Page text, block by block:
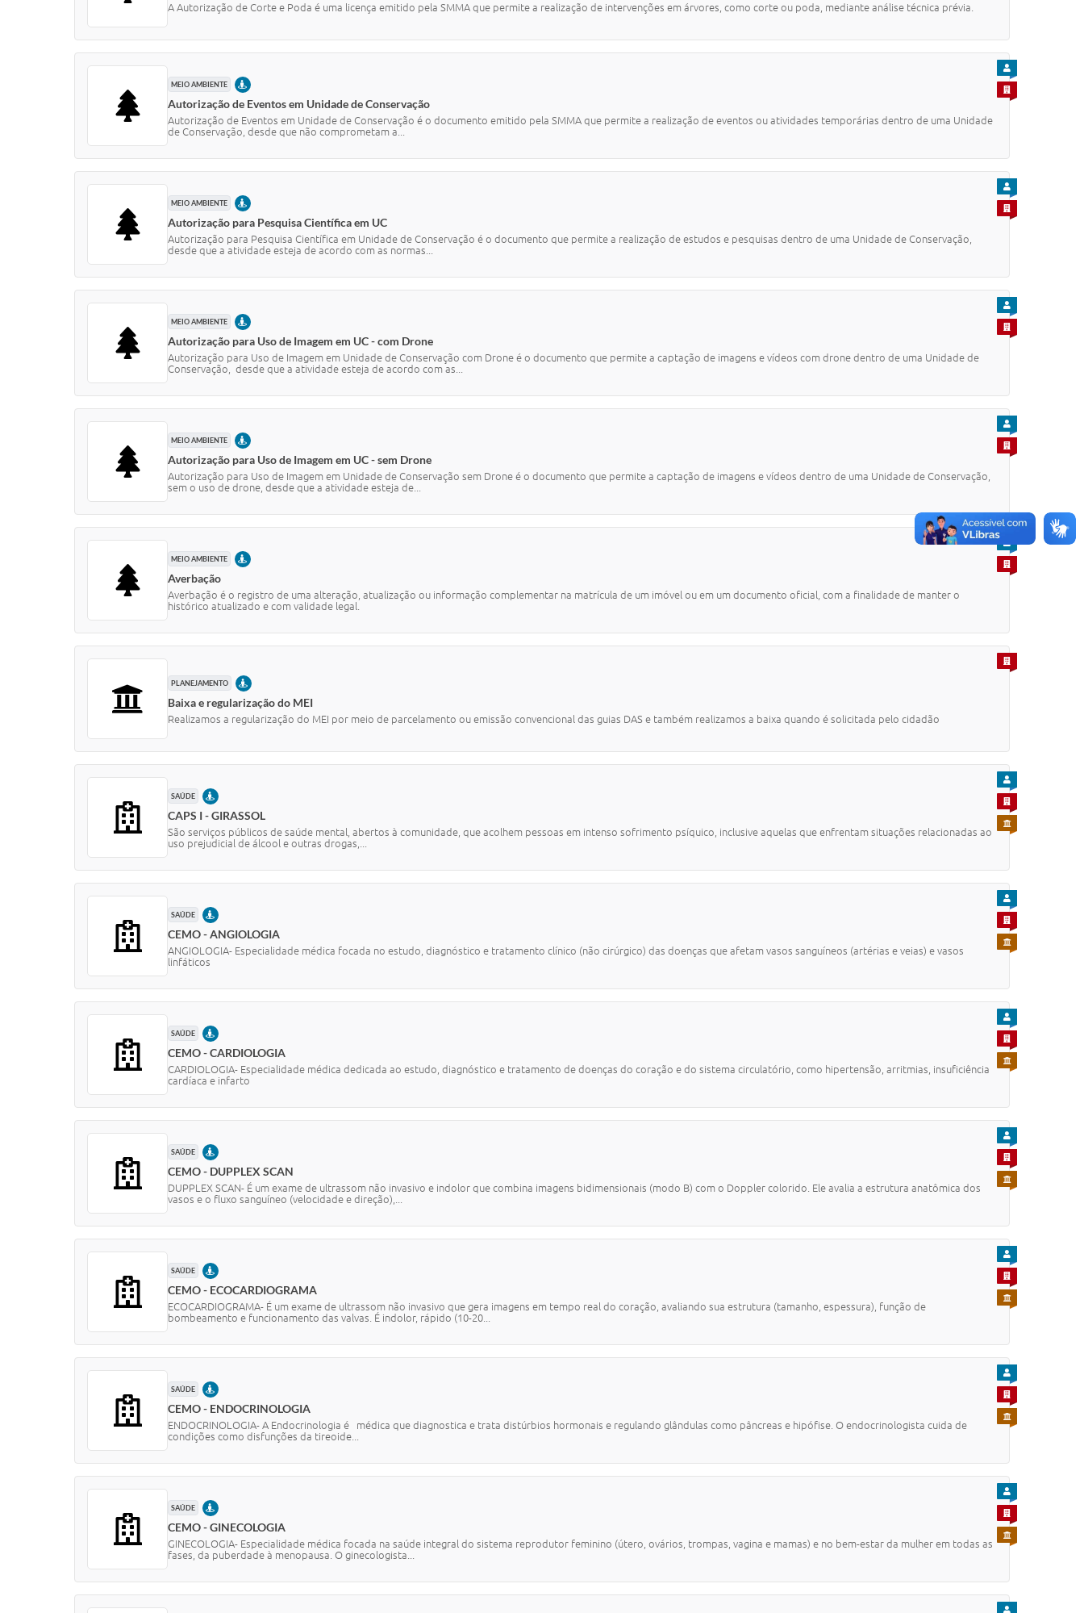
A Autorização de Corte e Poda é uma licença emitido pela SMMA que permite a realização de intervenções em árvores, como corte ou poda, mediante análise técnica prévia.
MEIO AMBIENTE PRESENCIAL
Autorização de Eventos em Unidade de Conservação
Autorização de Eventos em Unidade de Conservação é o documento emitido pela SMMA que permite a realização de eventos ou atividades temporárias dentro de uma Unidade
de Conservação, desde que não comprometam a...
PARA CIDADÃO
PARA EMPRESA
MEIO AMBIENTE PRESENCIAL
Autorização para Pesquisa Científica em UC
Autorização para Pesquisa Científica em Unidade de Conservação é o documento que permite a realização de estudos e pesquisas dentro de uma Unidade de Conservação,
desde que a atividade esteja de acordo com as normas...
PARA CIDADÃO
PARA EMPRESA
MEIO AMBIENTE PRESENCIAL
Autorização para Uso de Imagem em UC - com Drone
Autorização para Uso de Imagem em Unidade de Conservação com Drone é o documento que permite a captação de imagens e vídeos com drone dentro de uma Unidade de
Conservação, desde que a atividade esteja de acordo com as...
PARA CIDADÃO
PARA EMPRESA
MEIO AMBIENTE PRESENCIAL
Autorização para Uso de Imagem em UC - sem Drone
Autorização para Uso de Imagem em Unidade de Conservação sem Drone é o documento que permite a captação de imagens e vídeos dentro de uma Unidade de Conservação,
sem o uso de drone, desde que a atividade esteja de...
PARA CIDADÃO
PARA EMPRESA
MEIO AMBIENTE PRESENCIAL
Averbação
Averbação é o registro de uma alteração, atualização ou informação complementar na matrícula de um imóvel ou em um documento oficial, com a finalidade de manter o
histórico atualizado e com validade legal.
PARA CIDADÃO
PARA EMPRESA
PLANEJAMENTO PRESENCIAL
Baixa e regularização do MEI
Realizamos a regularização do MEI por meio de parcelamento ou emissão convencional das guias DAS e também realizamos a baixa quando é solicitada pelo cidadão
PARA EMPRESA
SAÚDE PRESENCIAL
CAPS I - GIRASSOL
São serviços públicos de saúde mental, abertos à comunidade, que acolhem pessoas em intenso sofrimento psíquico, inclusive aquelas que enfrentam situações relacionadas ao
uso prejudicial de álcool e outras drogas,...
PARA CIDADÃO
PARA EMPRESA
PARA SERVIDOR
SAÚDE PRESENCIAL
CEMO - ANGIOLOGIA
ANGIOLOGIA- Especialidade médica focada no estudo, diagnóstico e tratamento clínico (não cirúrgico) das doenças que afetam vasos sanguíneos (artérias e veias) e vasos
linfáticos
PARA CIDADÃO
PARA EMPRESA
PARA SERVIDOR
SAÚDE PRESENCIAL
CEMO - CARDIOLOGIA
CARDIOLOGIA- Especialidade médica dedicada ao estudo, diagnóstico e tratamento de doenças do coração e do sistema circulatório, como hipertensão, arritmias, insuficiência
cardíaca e infarto
PARA CIDADÃO
PARA EMPRESA
PARA SERVIDOR
SAÚDE PRESENCIAL
CEMO - DUPPLEX SCAN
DUPPLEX SCAN- É um exame de ultrassom não invasivo e indolor que combina imagens bidimensionais (modo B) com o Doppler colorido. Ele avalia a estrutura anatômica dos
vasos e o fluxo sanguíneo (velocidade e direção),...
PARA CIDADÃO
PARA EMPRESA
PARA SERVIDOR
SAÚDE PRESENCIAL
CEMO - ECOCARDIOGRAMA
ECOCARDIOGRAMA- É um exame de ultrassom não invasivo que gera imagens em tempo real do coração, avaliando sua estrutura (tamanho, espessura), função de
bombeamento e funcionamento das valvas. É indolor, rápido (10-20...
PARA CIDADÃO
PARA EMPRESA
PARA SERVIDOR
SAÚDE PRESENCIAL
CEMO - ENDOCRINOLOGIA
ENDOCRINOLOGIA- A Endocrinologia é médica que diagnostica e trata distúrbios hormonais e regulando glândulas como pâncreas e hipófise. O endocrinologista cuida de
condições como disfunções da tireoide...
PARA CIDADÃO
PARA EMPRESA
PARA SERVIDOR
SAÚDE PRESENCIAL
CEMO - GINECOLOGIA
GINECOLOGIA- Especialidade médica focada na saúde integral do sistema reprodutor feminino (útero, ovários, trompas, vagina e mamas) e no bem-estar da mulher em todas as
fases, da puberdade à menopausa. O ginecologista...
PARA CIDADÃO
PARA EMPRESA
PARA SERVIDOR
PARA CIDADÃO